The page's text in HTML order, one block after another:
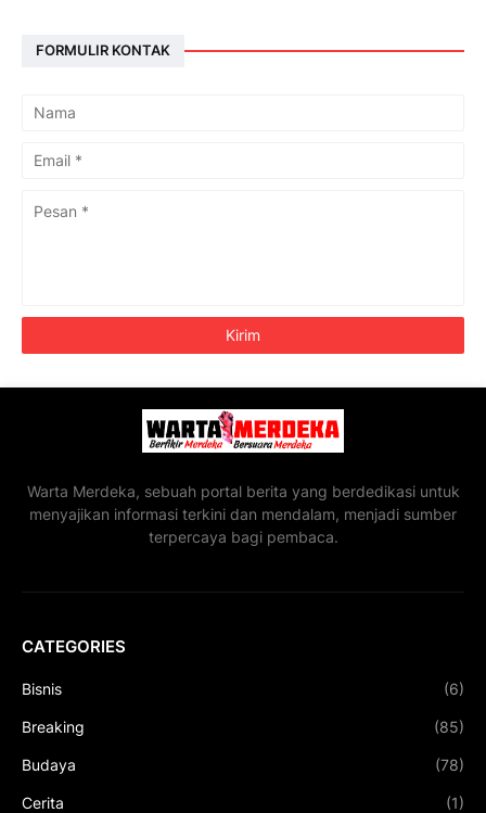
FORMULIR KONTAK
Warta Merdeka, sebuah portal berita yang berdedikasi untuk
menyajikan informasi terkini dan mendalam, menjadi sumber
terpercaya bagi pembaca.
CATEGORIES
Bisnis (6)
Breaking (85)
Budaya (78)
Cerita (1)